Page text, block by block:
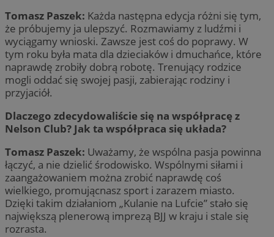
Tomasz Paszek: Każda następna edycja różni się tym,
że próbujemy ja ulepszyć. Rozmawiamy z ludźmi i
wyciągamy wnioski. Zawsze jest coś do poprawy. W
tym roku była mata dla dzieciaków i dmuchańce, które
naprawdę zrobiły dobrą robotę. Trenujący rodzice
mogli oddać się swojej pasji, zabierając rodziny i
przyjaciół.
Dlaczego zdecydowaliście się na współpracę z
Nelson Club? Jak ta współpraca się układa?
Tomasz Paszek: Uważamy, że wspólna pasja powinna
łączyć, a nie dzielić środowisko. Wspólnymi siłami i
zaangażowaniem można zrobić naprawdę coś
wielkiego, promującnasz sport i zarazem miasto.
Dzięki takim działaniom „Kulanie na Lufcie” stało się
największą plenerową imprezą BJJ w kraju i stale się
rozrasta.